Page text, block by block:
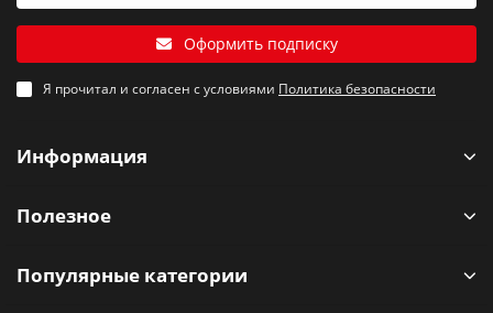
Оформить подписку
Я прочитал и согласен с условиями Политика безопасности
Информация
Полезное
Популярные категории